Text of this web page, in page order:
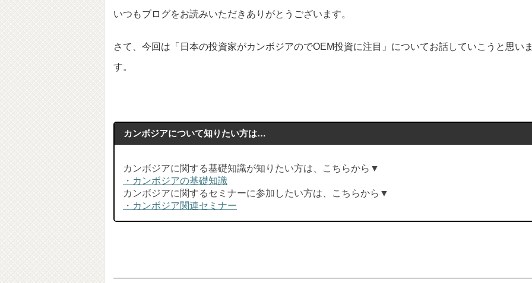
いつもブログをお読みいただきありがとうございます。
さて、今回は「日本の投資家がカンボジアのでOEM投資に注目」についてお話していこうと思いま
す。
カンボジアについて知りたい方は…
カンボジアに関する基礎知識が知りたい方は、こちらから▼
・カンボジアの基礎知識
カンボジアに関するセミナーに参加したい方は、こちらから▼
・カンボジア関連セミナー